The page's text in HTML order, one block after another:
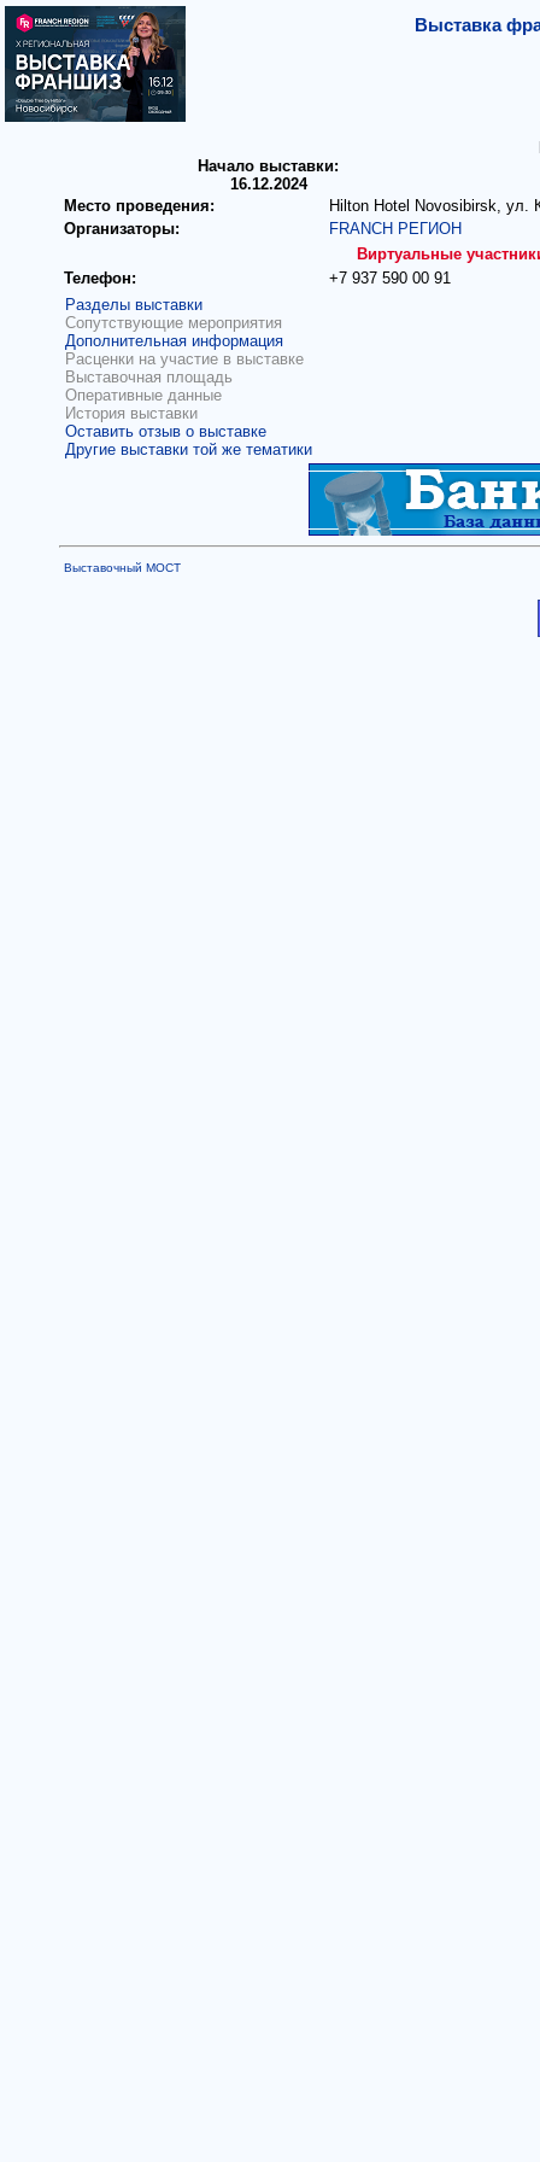
Выставка
Начало выставки:
16.12.2024
Место проведения:
Hilton Hotel Novosibirsk, ул.
Организаторы:
FRANCH РЕГИОН
Виртуальные
Телефон:
+7 937 590 00 91
Разделы выставки
Сопутствующие мероприятия
Дополнительная информация
Расценки на участие в выставке
Выставочная площадь
Оперативные данные
История выставки
Оставить отзыв о выставке
Другие выставки той же тематики
Выставочный МОСТ